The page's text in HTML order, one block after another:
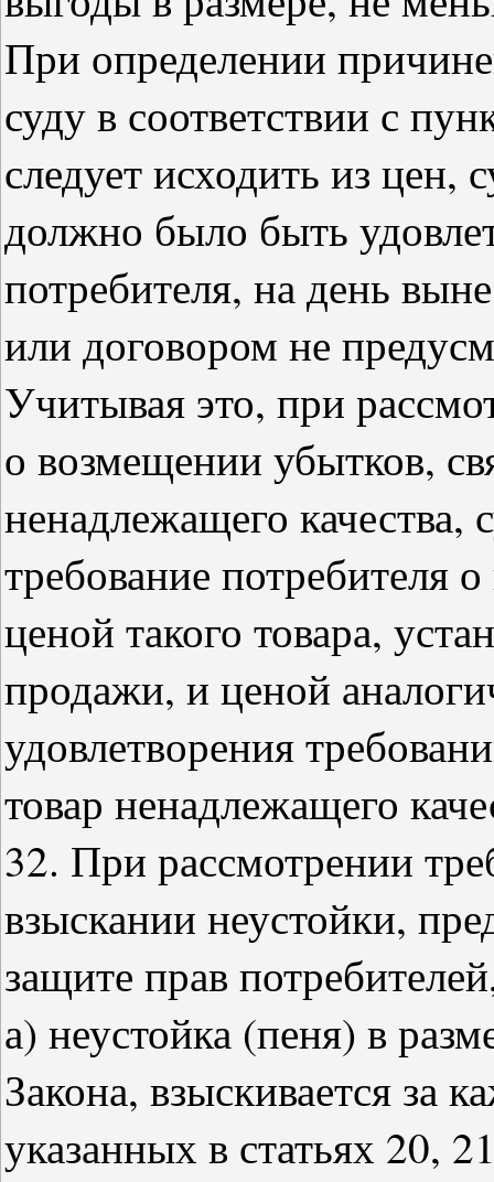
При определении
суду в соответствии с
следует исходить из
должно было быть
потребителя, на день
или договором не
Учитывая это, при
о возмещении убытков,
ненадлежащего качества,
требование потребителя
ценой такого товара,
продажи, и ценой
удовлетворения
товар ненадлежащего
32. При рассмотрении
взыскании неустойки,
защите прав
а) неустойка (пеня) в
Закона, взыскивается за
указанных в статьях 20,